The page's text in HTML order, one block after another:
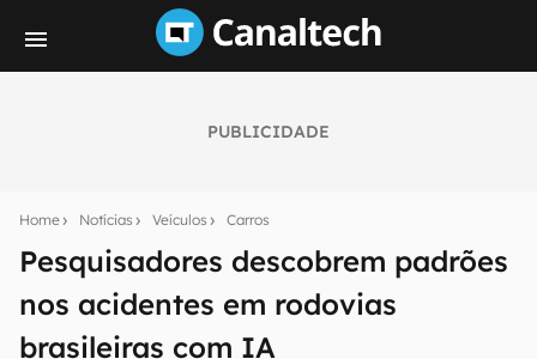
PUBLICIDADE
Home Notícias Veículos Carros
Pesquisadores descobrem padrões
nos acidentes em rodovias
brasileiras com IA
notícias e reviews sobre tecnologia em primeira
E-mail